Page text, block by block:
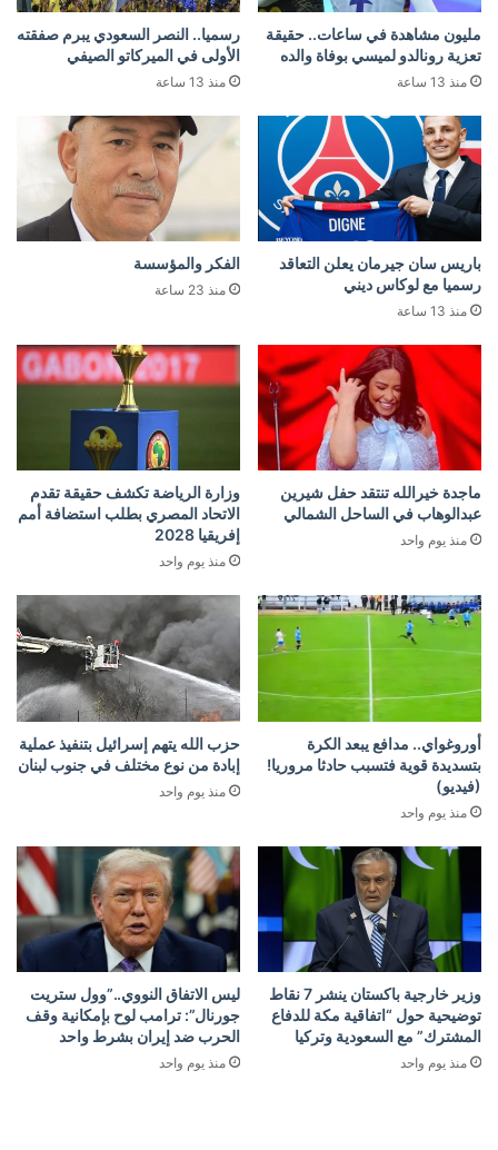
مليون مشاهدة في ساعات.. حقيقة
تعزية رونالدو لميسي بوفاة والده
منذ 13 ساعة
رسميا.. النصر السعودي يبرم صفقته
الأولى في الميركاتو الصيفي
منذ 13 ساعة
باريس سان جيرمان يعلن التعاقد
رسميا مع لوكاس ديني
منذ 13 ساعة
الفكر والمؤسسة
منذ 23 ساعة
ماجدة خيرالله تنتقد حفل شيرين
عبدالوهاب في الساحل الشمالي
منذ يوم واحد
وزارة الرياضة تكشف حقيقة تقدم
الاتحاد المصري بطلب استضافة أمم
إفريقيا 2028
منذ يوم واحد
أوروغواي.. مدافع يبعد الكرة
بتسديدة قوية فتسبب حادثا مروريا!
(فيديو)
منذ يوم واحد
حزب الله يتهم إسرائيل بتنفيذ عملية
إبادة من نوع مختلف في جنوب لبنان
منذ يوم واحد
وزير خارجية باكستان ينشر 7 نقاط
توضيحية حول “اتفاقية مكة للدفاع
المشترك” مع السعودية وتركيا
منذ يوم واحد
ليس الاتفاق النووي..”وول ستريت
جورنال”: ترامب لوح بإمكانية وقف
الحرب ضد إيران بشرط واحد
منذ يوم واحد